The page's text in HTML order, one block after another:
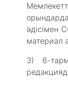
әдісімен
материал
3) 6-